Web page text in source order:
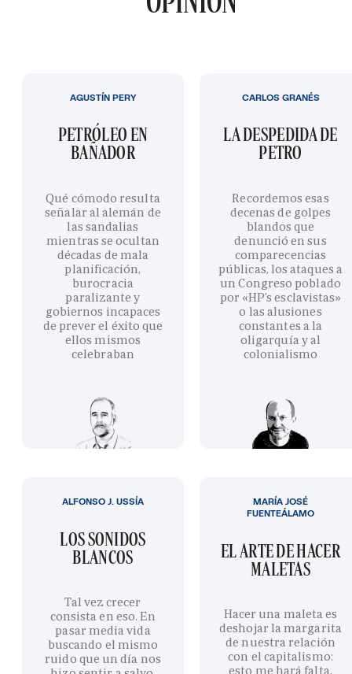
PETRÓLEO EN
BAÑADOR
Qué cómodo resulta
señalar al alemán de
las sandalias
mientras se ocultan
décadas de mala
planificación,
burocracia
paralizante y
gobiernos incapaces
de prever el éxito que
ellos mismos
celebraban
AGUSTÍN PERY
LA DESPEDIDA DE
PETRO
Recordemos esas
decenas de golpes
blandos que
denunció en sus
comparecencias
públicas, los ataques a
un Congreso poblado
por «HP’s esclavistas»
o las alusiones
constantes a la
oligarquía y al
colonialismo
CARLOS GRANÉS
LOS SONIDOS
BLANCOS
Tal vez crecer
consista en eso. En
pasar media vida
buscando el mismo
ruido que un día nos
ALFONSO J. USSÍA
EL ARTE DE HACER
MALETAS
Hacer una maleta es
deshojar la margarita
de nuestra relación
con el capitalismo:
esto me hará falta,
MARÍA JOSÉ
FUENTEÁLAMO